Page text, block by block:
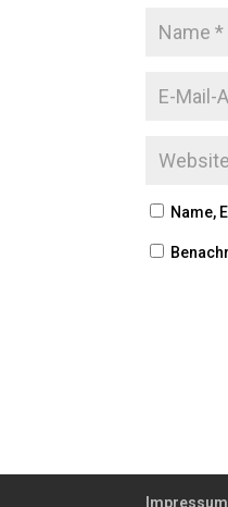
Name,
Impressum